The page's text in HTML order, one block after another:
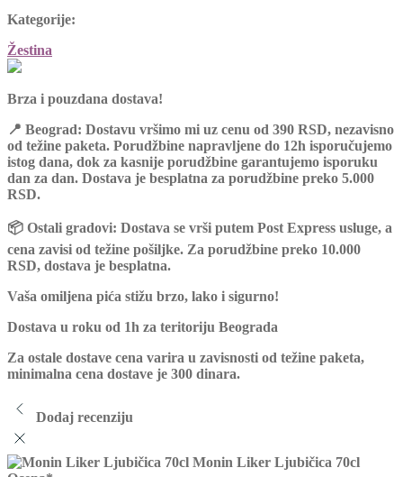
Kategorije:
Žestina
Brza i pouzdana dostava!
📍 Beograd: Dostavu vršimo mi uz cenu od 390 RSD, nezavisno
od težine paketa. Porudžbine napravljene do 12h isporučujemo
istog dana, dok za kasnije porudžbine garantujemo isporuku
dan za dan. Dostava je besplatna za porudžbine preko 5.000
RSD.
📦 Ostali gradovi: Dostava se vrši putem Post Express usluge, a
cena zavisi od težine pošiljke. Za porudžbine preko 10.000
RSD, dostava je besplatna.
Vaša omiljena pića stižu brzo, lako i sigurno!
Dostava u roku od 1h za teritoriju Beograda
Za ostale dostave cena varira u zavisnosti od težine paketa,
minimalna cena dostave je 300 dinara.
Dodaj recenziju
Monin Liker Ljubičica 70cl